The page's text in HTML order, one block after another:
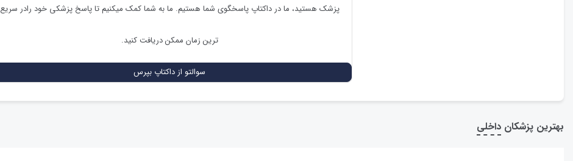
پزشک هستید، ما در داکتاپ پاسخگوی شما هستیم. ما به شما کمک میکنیم تا پاسخ پزشکی خود رادر سریع
ترین زمان ممکن دریافت کنید.
سوالتو از داکتاپ بپرس
بهترین پزشکان داخلی